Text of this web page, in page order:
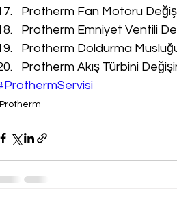
Protherm Fan Motoru
Protherm Emniyet Ventili
Protherm Doldurma
Protherm Akış Türbini
Protherm